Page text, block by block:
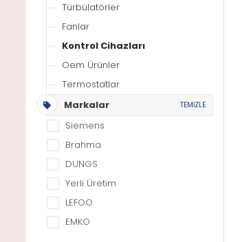
Türbülatörler
Fanlar
Kontrol Cihazları
Oem Ürünler
Termostatlar
Markalar
TEMİZLE
Siemens
Brahma
DUNGS
Yerli Üretim
LEFOO
EMKO